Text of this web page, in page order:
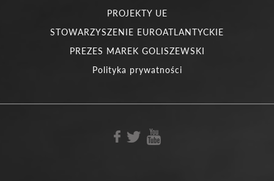
PROJEKTY UE
STOWARZYSZENIE EUROATLANTYCKIE
PREZES MAREK GOLISZEWSKI
Polityka prywatności